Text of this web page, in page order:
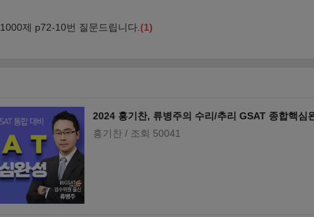
2024 홍기찬, 류병주의 수리/추리 GSAT 종합핵심
홍기찬 / 조회 50041